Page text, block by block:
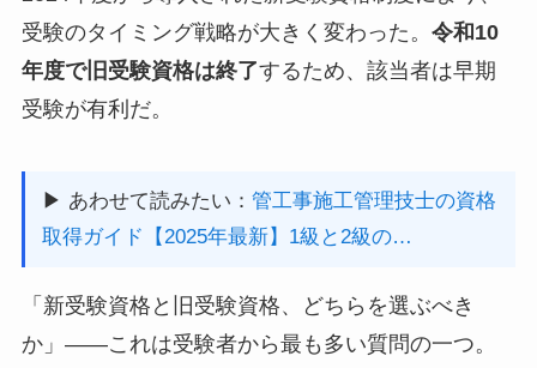
受験のタイミング戦略が大きく変わった。 令和10
年度で旧受験資格は終了するため、該当者は早期
受験が有利だ。
▶ あわせて読みたい： 管工事施工管理技士の資格
取得ガイド【2025年最新】1級と2級の…
「新受験資格と旧受験資格、どちらを選ぶべき
か」——これは受験者から最も多い質問の一つ。